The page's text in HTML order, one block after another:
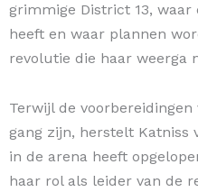
grimmige District 13, waar
heeft en waar plannen
revolutie die haar weerga
Terwijl de
gang zijn, herstelt Katniss
in de arena heeft
haar rol als leider van de